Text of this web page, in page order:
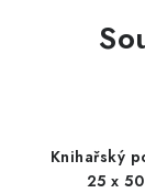
Knihařský
25 x